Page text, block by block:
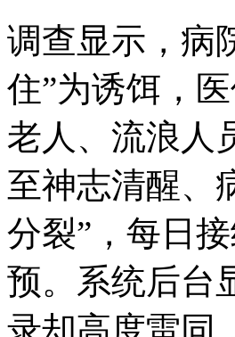
调查显示，病
住”为诱饵，
老人、流浪人
至神志清醒、
分裂”，每日
预。系统后台
录却高度雷同